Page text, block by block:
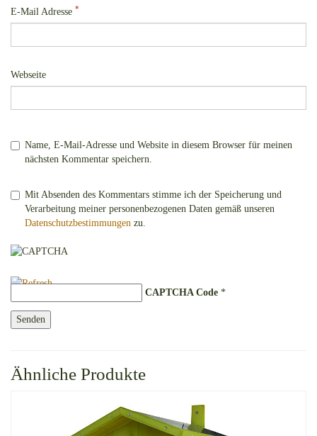
E-Mail Adresse *
Webseite
Name, E-Mail-Adresse und Website in diesem Browser für meinen
nächsten Kommentar speichern.
Mit Absenden des Kommentars stimme ich der Speicherung und
Verarbeitung meiner personenbezogenen Daten gemäß unseren
Datenschutzbestimmungen zu.
CAPTCHA Code *
Ähnliche Produkte